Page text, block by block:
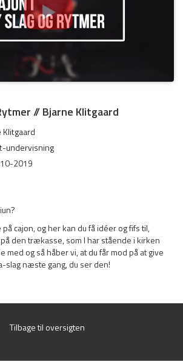
// Bjarne Klitgaard
Klitgaard
undervisning
2019
cajon, og her kan du få idéer og fifs til,
den trækasse, som I har stående i kirken
med og så håber vi, at du får mod på at give
næste gang, du ser den!
Tilbage til oversigten